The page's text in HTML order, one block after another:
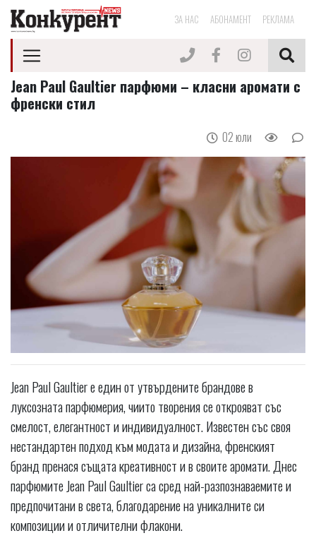
ЗА НАС АБОНАМЕНТ РЕКЛАМА
Jean Paul Gaultier парфюми – класни аромати с
френски стил
02 юли
Jean Paul Gaultier е един от утвърдените брандове в
луксозната парфюмерия, чиито творения се открояват със
смелост, елегантност и индивидуалност. Известен със своя
нестандартен подход към модата и дизайна, френският
бранд пренася същата креативност и в своите аромати. Днес
парфюмите Jean Paul Gaultier са сред най-разпознаваемите и
предпочитани в света, благодарение на уникалните си
композиции и отличителни флакони.